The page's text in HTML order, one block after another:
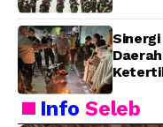
InfoSeleb